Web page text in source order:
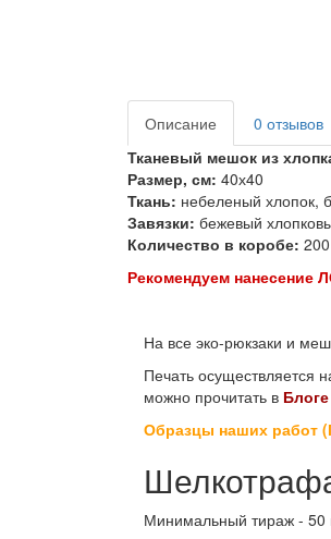
Описание
0 отзывов
Тканевый мешок из
Размер, см: 40х40
Ткань: небеленый хлопок,
Завязки: бежевый
Количество в коробе:
Рекомендуем нанесение
На все эко-рюкзаки и
Печать осуществляется
можно прочитать в Блоге
Образцы наших работ
Минимальный тираж - 50